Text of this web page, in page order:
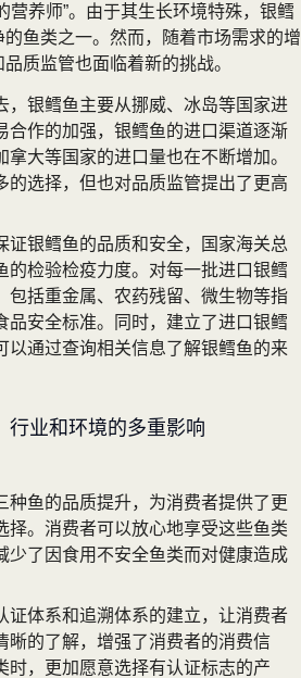
营养师”。由于其生长环境特殊，银鳕
鱼类之一。然而，随着市场需求的增
质监管也面临着新的挑战。
，银鳕鱼主要从挪威、冰岛等国家进
合作的加强，银鳕鱼的进口渠道逐渐
拿大等国家的进口量也在不断增加。
的选择，但也对品质监管提出了更高
证银鳕鱼的品质和安全，国家海关总
的检验检疫力度。对每一批进口银鳕
包括重金属、农药残留、微生物等指
品安全标准。同时，建立了进口银鳕
以通过查询相关信息了解银鳕鱼的来
行业和环境的多重影响
种鱼的品质提升，为消费者提供了更
择。消费者可以放心地享受这些鱼类
少了因食用不安全鱼类而对健康造成
证体系和追溯体系的建立，让消费者
晰的了解，增强了消费者的消费信
时，更加愿意选择有认证标志的产